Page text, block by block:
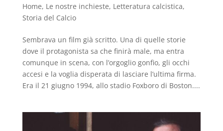
Home, Le nostre inchieste, Letteratura calcistica,
Storia del Calcio
Sembrava un film già scritto. Una di quelle storie
dove il protagonista sa che finirà male, ma entra
comunque in scena, con l’orgoglio gonfio, gli occhi
accesi e la voglia disperata di lasciare l’ultima firma.
Era il 21 giugno 1994, allo stadio Foxboro di Boston....